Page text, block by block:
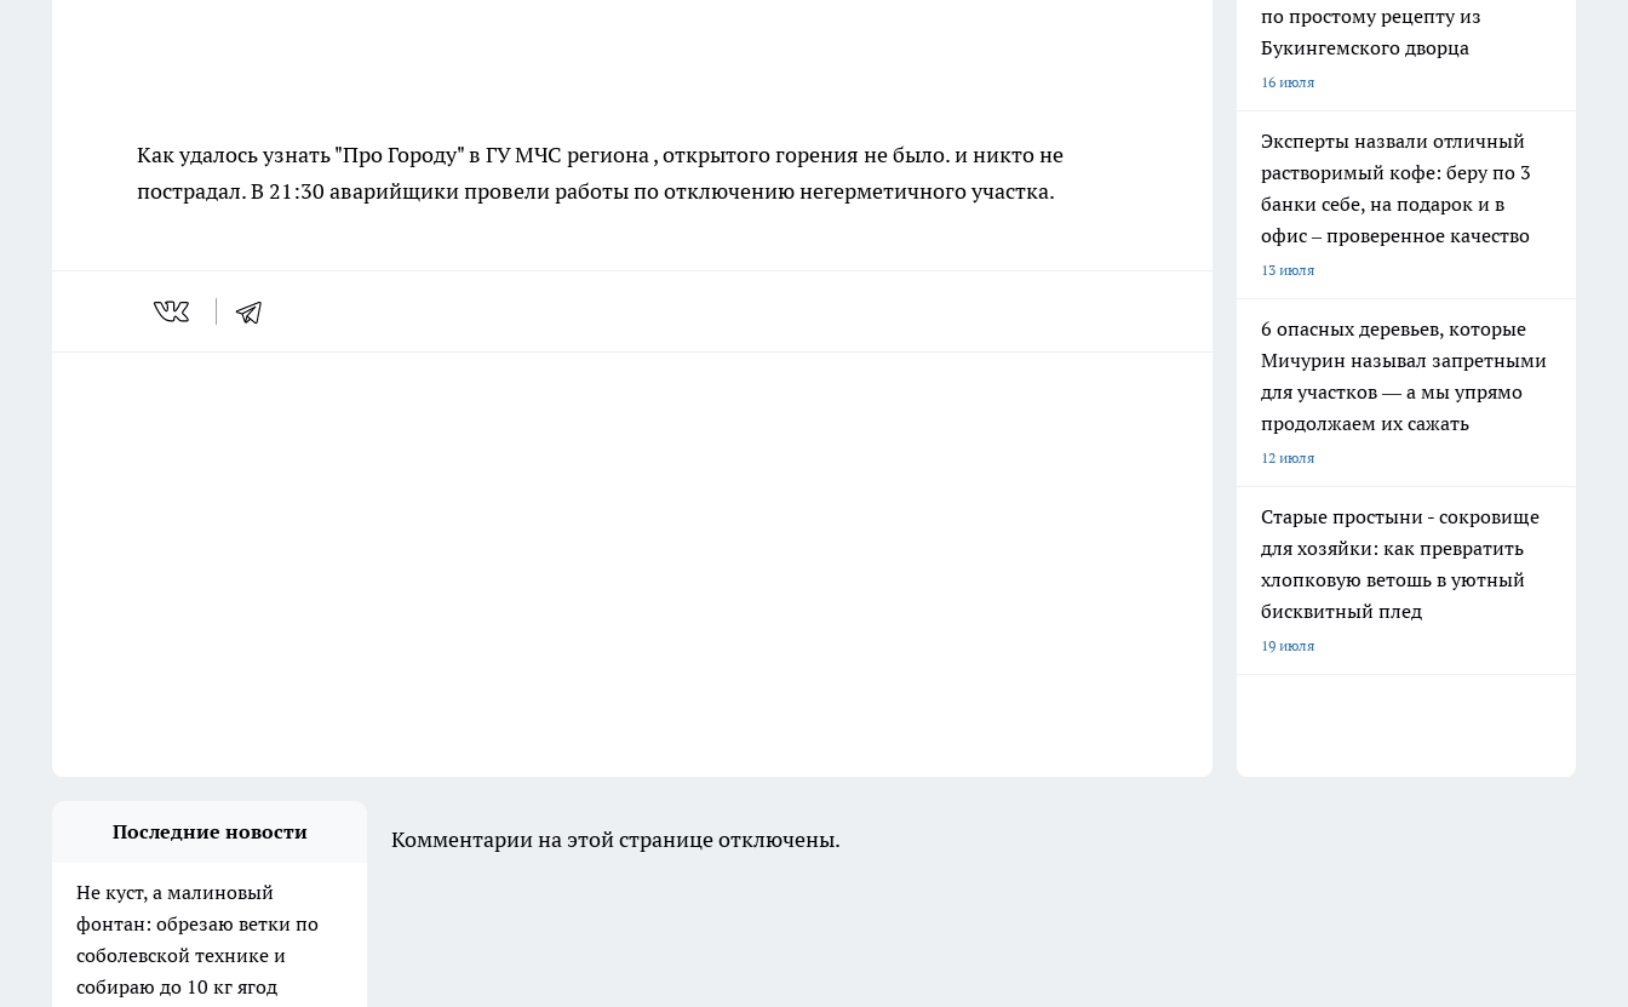
Как удалось узнать "Про Городу" в ГУ МЧС региона , открытого горения не было. и никто не
пострадал. В 21:30 аварийщики провели работы по отключению негерметичного участка.
по простому рецепту из
Букингемского дворца
16 июля
Эксперты назвали отличный
растворимый кофе: беру по 3
банки себе, на подарок и в
офис – проверенное качество
13 июля
6 опасных деревьев, которые
Мичурин называл запретными
для участков — а мы упрямо
продолжаем их сажать
12 июля
Старые простыни - сокровище
для хозяйки: как превратить
хлопковую ветошь в уютный
бисквитный плед
19 июля
Последние новости
Не куст, а малиновый
фонтан: обрезаю ветки по
соболевской технике и
собираю до 10 кг ягод
Комментарии на этой странице отключены.